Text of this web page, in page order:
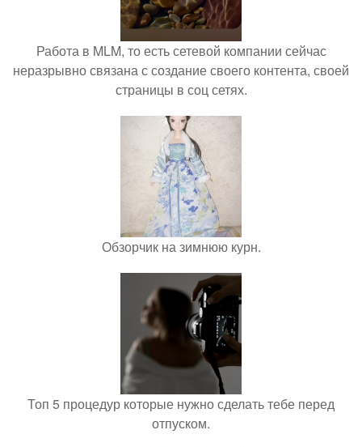
Работа в MLM, то есть сетевой компании сейчас
неразрывно связана с создание своего контента, своей
страницы в соц сетях.
Обзорчик на зимнюю курн.
Топ 5 процедур которые нужно сделать тебе перед
отпуском.